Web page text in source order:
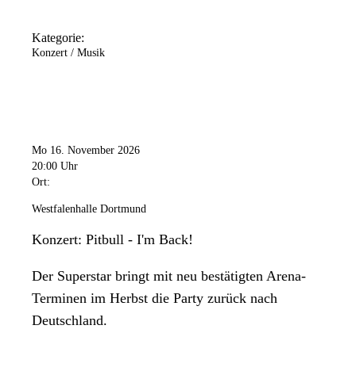
Kategorie:
Konzert / Musik
Mo 16. November 2026
20:00 Uhr
Ort:
Westfalenhalle Dortmund
Konzert: Pitbull - I'm Back!
Der Superstar bringt mit neu bestätigten Arena-
Terminen im Herbst die Party zurück nach
Deutschland.